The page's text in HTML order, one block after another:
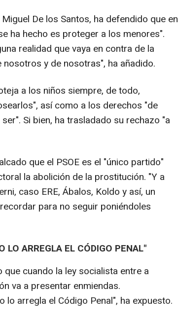
De los Santos, ha defendido que en
ha hecho es proteger a los menores".
realidad que vaya en contra de la
y de nosotras", ha añadido.
a los niños siempre, de todo,
así como a los derechos "de
Si bien, ha trasladado su rechazo "a
que el PSOE es el "único partido"
la abolición de la prostitución. "Y a
caso ERE, Ábalos, Koldo y así, un
para no seguir poniéndoles
LO ARREGLA EL CÓDIGO PENAL"
que cuando la ley socialista entre a
va a presentar enmiendas.
arregla el Código Penal", ha expuesto.